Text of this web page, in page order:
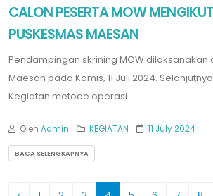
CALON PESERTA MOW
PUSKESMAS MAESAN
Pendampingan skrining MOW dilaksanakan
Maesan pada Kamis, 11 Juli 2024.
Kegiatan metode operasi ...
Oleh Admin KEGIATAN 11 July 2024
BACA SELENGKAPNYA